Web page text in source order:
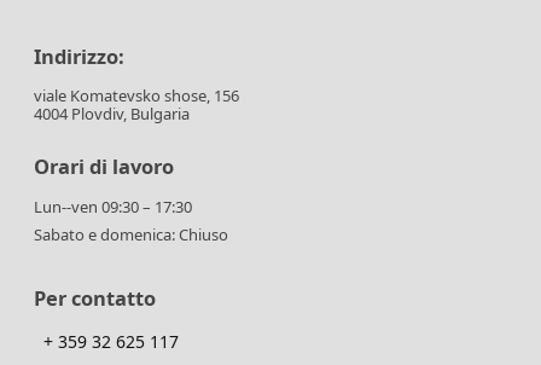
Indirizzo:
viale Komatevsko shose, 156
4004 Plovdiv, Bulgaria
Orari di lavoro
Lun--ven 09:30 – 17:30
Sabato e domenica: Chiuso
Per contatto
+ 359 32 625 117